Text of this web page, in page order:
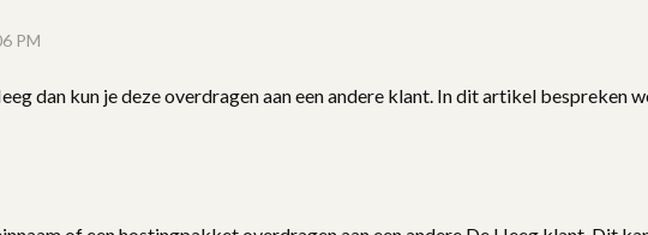
PM
dan kun je deze overdragen aan een andere klant. In dit artikel bespreken